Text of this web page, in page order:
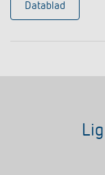
Datablad